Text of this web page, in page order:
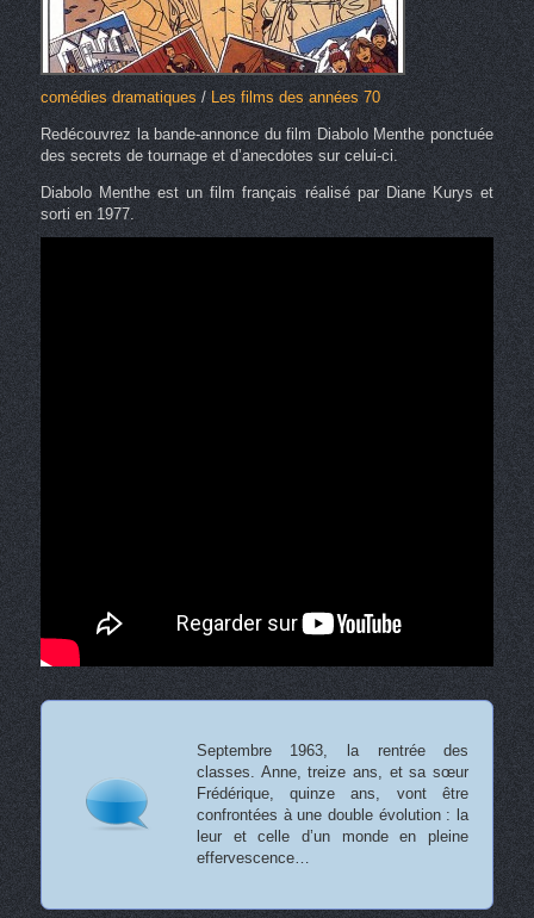
comédies dramatiques/ Les films des années 70
Redécouvrez la bande-annonce du film Diabolo Menthe ponctuée
des secrets de tournage et d’anecdotes sur celui-ci.
Diabolo Menthe est un film français réalisé par Diane Kurys et
sorti en 1977.
Septembre 1963, la rentrée des
classes. Anne, treize ans, et sa sœur
Frédérique, quinze ans, vont être
confrontées à une double évolution : la
leur et celle d’un monde en pleine
effervescence…